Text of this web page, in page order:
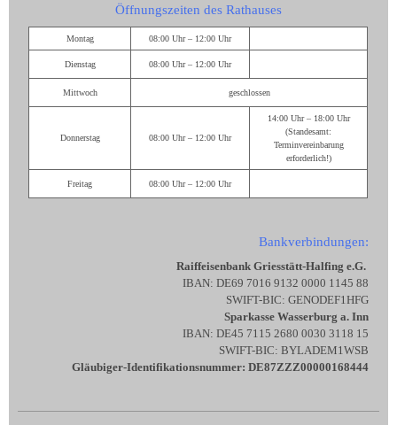
Öffnungszeiten des Rathauses
Montag 08:00 Uhr – 12:00 Uhr
Dienstag 08:00 Uhr – 12:00 Uhr
Mittwoch geschlossen
Donnerstag 08:00 Uhr – 12:00 Uhr
14:00 Uhr – 18:00 Uhr
(Standesamt:
Terminvereinbarung
erforderlich!)
Freitag 08:00 Uhr – 12:00 Uhr
Bankverbindungen:
Raiffeisenbank Griesstätt-Halfing e.G.
IBAN: DE69 7016 9132 0000 1145 88
SWIFT-BIC: GENODEF1HFG
Sparkasse Wasserburg a. Inn
IBAN: DE45 7115 2680 0030 3118 15
SWIFT-BIC: BYLADEM1WSB
Gläubiger-Identifikationsnummer: DE87ZZZ00000168444